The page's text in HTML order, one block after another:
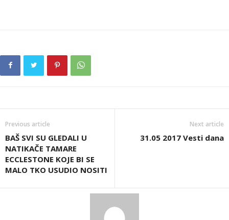
Previous article
BAŠ SVI SU GLEDALI U
NATIKAČE TAMARE
ECCLESTONE KOJE BI SE
MALO TKO USUDIO NOSITI
Next article
31.05 2017 Vesti dana